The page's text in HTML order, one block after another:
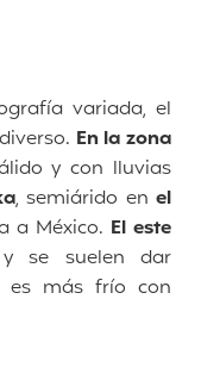
variada, el
En la zona
y con lluvias
, semiárido en el
a México. El este
se suelen dar
es más frío con